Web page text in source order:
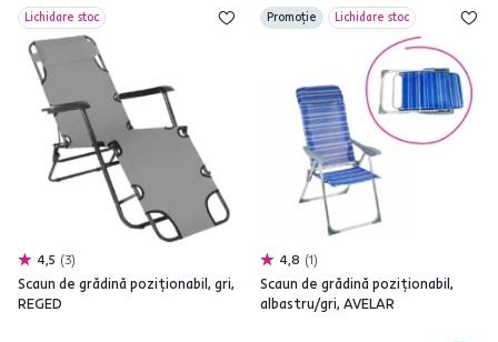
Lichidare stoc
4,5 3
Scaun de grădină poziţionabil, gri,
REGED
Promoție Lichidare stoc
4,8 1
Scaun de grădină poziţionabil,
albastru/gri, AVELAR